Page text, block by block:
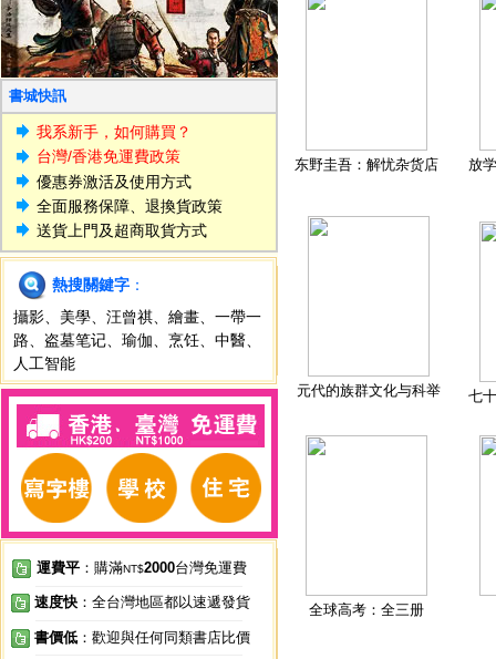
書城快訊
我系新手，如何購買？
台灣/香港免運費政策
優惠券激活及使用方式
全面服務保障、退換貨政策
送貨上門及超商取貨方式
熱搜關鍵字 ：
攝影
美學 汪曾祺 繪畫
一帶一
路
盗墓笔记 瑜伽 烹饪 中醫
人工智能
運費平 ：購滿NT$2000台灣免運費
速度快 ：全台灣地區都以速遞發貨
書價低 ：歡迎與任何同類書店比價
东野圭吾：解忧杂货店 放
元代的族群文化与科举 七
全球高考：全三册